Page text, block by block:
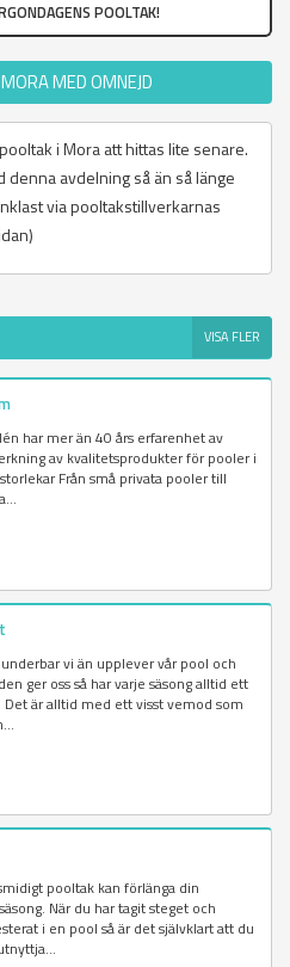
POOLTAK!
MED OMNEJD
i Mora att hittas lite senare.
denna avdelning så än så länge
via pooltakstillverkarnas
VISA FLER
har mer än 40 års erfarenhet av
av kvalitetsprodukter för pooler i
Från små privata pooler till
vi än upplever vår pool och
ger oss så har varje säsong alltid ett
Det är alltid med ett visst vemod som
pooltak kan förlänga din
När du har tagit steget och
i en pool så är det självklart att du